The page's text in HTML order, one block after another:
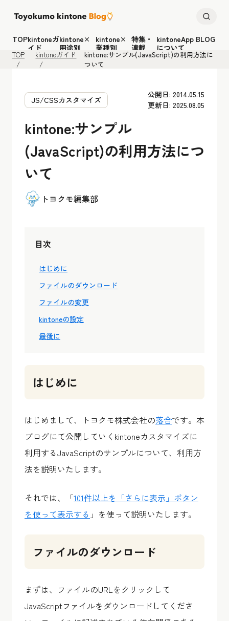
TOPkintoneガ
イド
kintone×
用途別
kintone×
業種別
特集・
連載
kintoneApp BLOG
について
TOP kintoneガイド
kintone:サンプル(JavaScript)の利用方法に
ついて
JS/CSSカスタマイズ
公開日: 2014.05.15
更新日: 2025.08.05
kintone:サンプル
(JavaScript)の利用方法につ
いて
トヨクモ編集部
目次
はじめに
ファイルのダウンロード
ファイルの変更
kintoneの設定
最後に
はじめに
はじめまして、トヨクモ株式会社の落合です。本
ブログにて公開していくkintoneカスタマイズに
利用するJavaScriptのサンプルについて、利用方
法を説明いたします。
それでは、「101件以上を「さらに表示」ボタン
を使って表示する 」を使って説明いたします。
ファイルのダウンロード
まずは、ファイルのURLをクリックして
JavaScriptファイルをダウンロードしてくださ